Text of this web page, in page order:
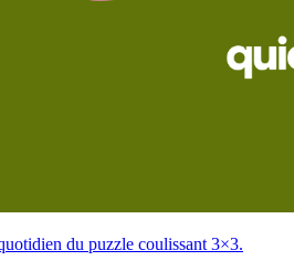
du puzzle coulissant 3×3.